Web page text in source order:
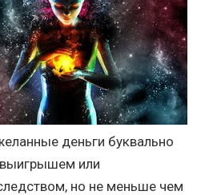
деньги буквально
выигрышем или
но не меньше чем